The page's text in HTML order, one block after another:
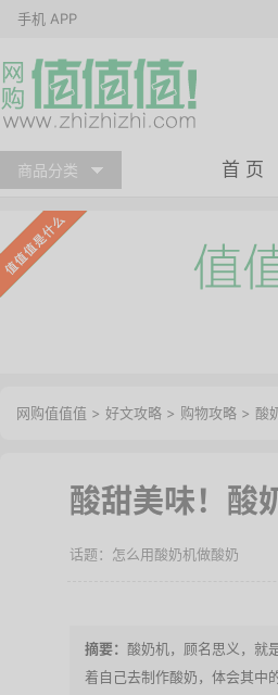
手机 APP
商品分类 首 页
网购值值值 > 好文攻略 > 购物攻略 > 酸
酸甜美味！酸
怎么用酸奶机做酸奶
酸奶机，顾名思义，就
着自己去制作酸奶，体会其中